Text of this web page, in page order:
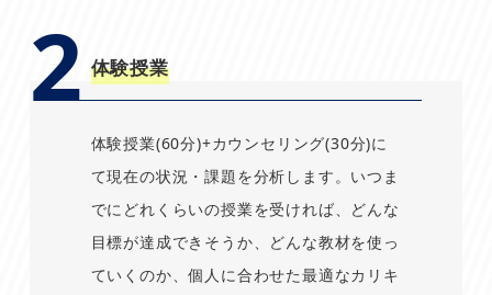
2 体験授業
体験授業(60分)+カウンセリング(30分)に
て現在の状況・課題を分析します。いつま
でにどれくらいの授業を受ければ、どんな
目標が達成できそうか、どんな教材を使っ
ていくのか、個人に合わせた最適なカリキ